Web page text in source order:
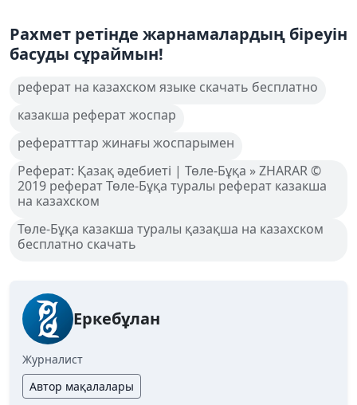
Рахмет ретінде жарнамалардың біреуін
басуды сұраймын!
реферат на казахском языке скачать бесплатно
казакша реферат жоспар
рефератттар жинағы жоспарымен
Реферат: Қазақ әдебиеті | Төле-Бұқа » ZHARAR ©
2019 реферат Төле-Бұқа туралы реферат казакша
на казахском
Төле-Бұқа казакша туралы қазақша на казахском
бесплатно скачать
Еркебұлан
Журналист
Автор мақалалары